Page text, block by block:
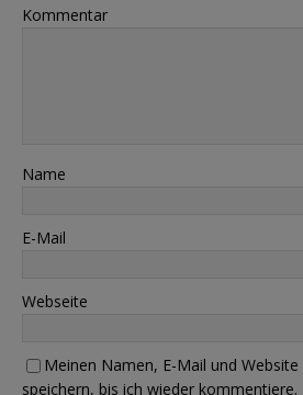
Kommentar
Name
E-Mail
Webseite
Meinen Namen, E-Mail und
speichern, bis ich wieder kommentiere.